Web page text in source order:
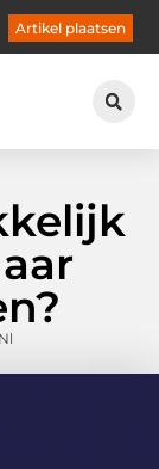
Artikel plaatsen